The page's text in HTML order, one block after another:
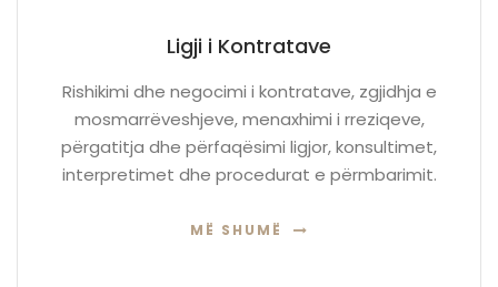
Ligji i Kontratave
Rishikimi dhe negocimi i kontratave, zgjidhja e
mosmarrëveshjeve, menaxhimi i rreziqeve,
përgatitja dhe përfaqësimi ligjor, konsultimet,
interpretimet dhe procedurat e përmbarimit.
MË SHUMË